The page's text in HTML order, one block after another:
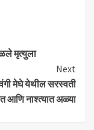
मृत्युला
Next
मेघे येथील सरस्वती
आणि नाश्त्यात अळ्या